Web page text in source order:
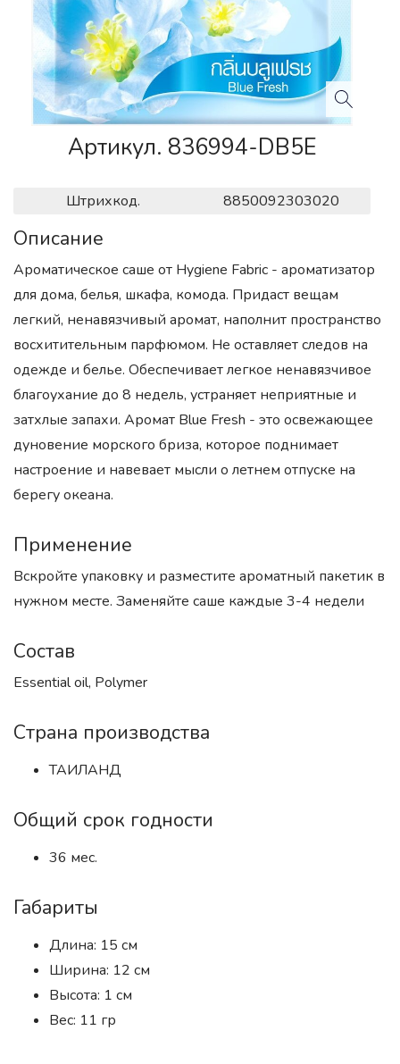
Артикул. 836994-DB5E
Штрихкод. 8850092303020
Описание
Ароматическое саше от Hygiene Fabric - ароматизатор
для дома, белья, шкафа, комода. Придаст вещам
легкий, ненавязчивый аромат, наполнит пространство
восхитительным парфюмом. Не оставляет следов на
одежде и белье. Обеспечивает легкое ненавязчивое
благоухание до 8 недель, устраняет неприятные и
затхлые запахи. Аромат Blue Fresh - это освежающее
дуновение морского бриза, которое поднимает
настроение и навевает мысли о летнем отпуске на
берегу океана.
Применение
Вскройте упаковку и разместите ароматный пакетик в
нужном месте. Заменяйте саше каждые 3-4 недели
Состав
Essential oil, Polymer
Страна производства
ТАИЛАНД
Общий срок годности
36 мес.
Габариты
Длина: 15 см
Ширина: 12 см
Высота: 1 см
Вес: 11 гр